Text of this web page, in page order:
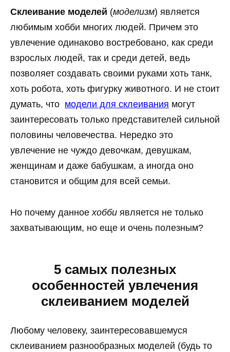
Склеивание моделей (моделизм) является
любимым хобби многих людей. Причем это
увлечение одинаково востребовано, как среди
взрослых людей, так и среди детей, ведь
позволяет создавать своими руками хоть танк,
хоть робота, хоть фигурку животного. И не стоит
думать, что модели для склеивания могут
заинтересовать только представителей сильной
половины человечества. Нередко это
увлечение не чуждо девочкам, девушкам,
женщинам и даже бабушкам, а иногда оно
становится и общим для всей семьи.
Но почему данное хобби является не только
захватывающим, но еще и очень полезным?
5 самых полезных
особенностей увлечения
склеиванием моделей
Любому человеку, заинтересовавшемуся
склеиванием разнообразных моделей (будь то